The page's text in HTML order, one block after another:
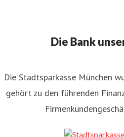
Die Bank
Die Stadtsparkasse München
gehört zu den führenden